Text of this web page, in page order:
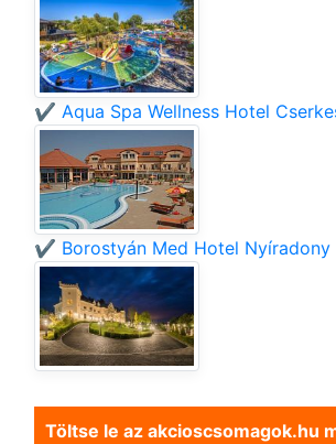
✔️ Aqua Spa Wellness Hotel
✔️ Borostyán Med Hotel
Töltse le az akcioscsomagok.hu